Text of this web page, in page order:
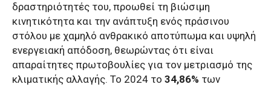
δραστηριότητές του, προωθεί τη βιώσιμη
κινητικότητα και την ανάπτυξη ενός πράσινου
στόλου με χαμηλό ανθρακικό αποτύπωμα και υψηλή
ενεργειακή απόδοση, θεωρώντας ότι είναι
απαραίτητες πρωτοβουλίες για τον μετριασμό της
κλιματικής αλλαγής. Το 2024 το 34,86% των